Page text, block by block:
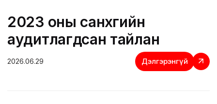
2023 оны санхүүгийн
аудитлагдсан тайлан
2026.06.29 Дэлгэрэнгүй